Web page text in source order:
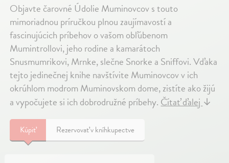
Objavte čarovné Údolie Muminovcov s touto
mimoriadnou príručkou plnou zaujímavostí a
fascinujúcich príbehov o vašom obľúbenom
Mumintrollovi, jeho rodine a kamarátoch
Snusmumrikovi, Mrnke, slečne Snorke a Sniffovi. Vďaka
tejto jedinečnej knihe navštívite Muminovcov v ich
okrúhlom modrom Muminovskom dome, zistíte ako žijú
a vypočujete si ich dobrodružné príbehy. Čítať ďalej ↓
Kúpiť Rezervovať v kníhkupectve